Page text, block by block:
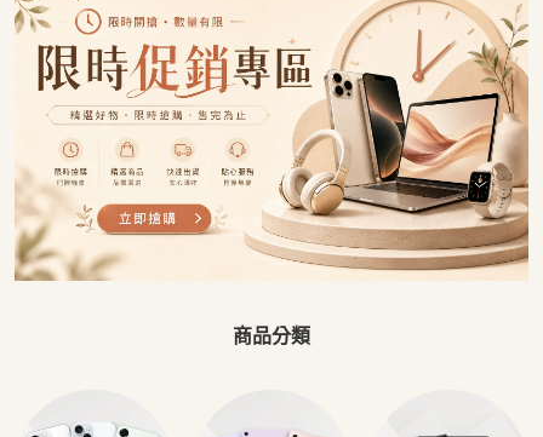
商品分類